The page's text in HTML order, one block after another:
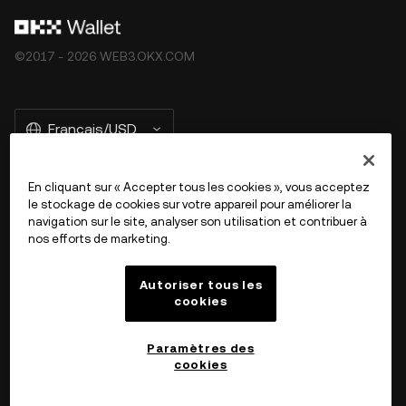
©2017 - 2026 WEB3.OKX.COM
Français/USD
En savoir plus sur OKX Web3
En cliquant sur « Accepter tous les cookies », vous acceptez
le stockage de cookies sur votre appareil pour améliorer la
navigation sur le site, analyser son utilisation et contribuer à
nos efforts de marketing.
Autoriser tous les
cookies
Paramètres des
cookies